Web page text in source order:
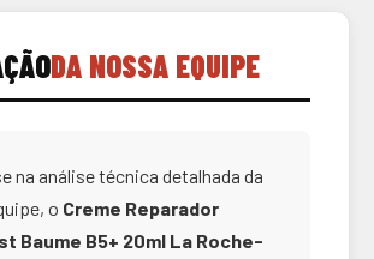
DA NOSSA EQUIPE
na análise técnica detalhada da
o Creme Reparador
Baume B5+ 20ml La Roche-